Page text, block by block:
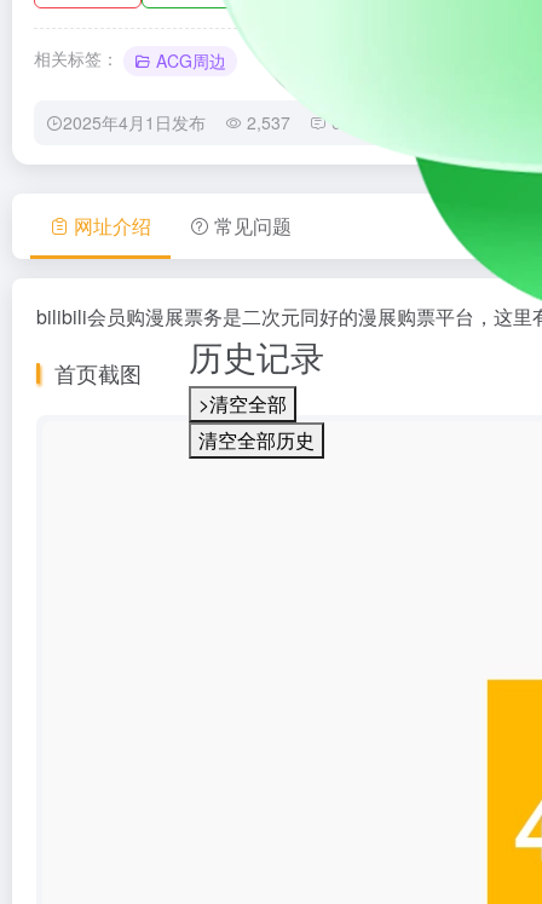
历史记录
>清空全部
清空全部历史
相关标签： ACG周边
2025年4月1日发布 2,537 0
网址介绍 常见问题
bilibili会员购漫展票务是二次元同好的漫展购票平台，这
首页截图